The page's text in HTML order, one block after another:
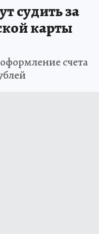
судить за
карты
счета